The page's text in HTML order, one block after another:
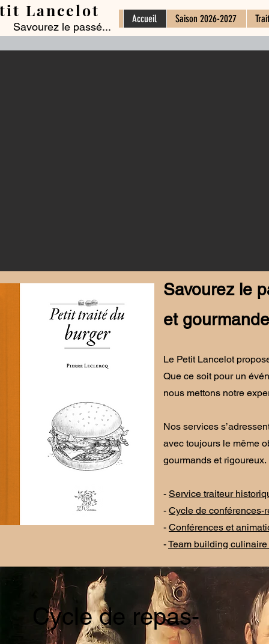
Lancelot
Savourez le passé...
Accueil Saison 2026-2027
Savourez le
et
Le Petit Lancelot
Que ce soit pour un
nous mettons notre
Nos services
avec toujours le même
gourmands et
- Service traiteur
- Cycle de conférences-
- Conférences et
-Team building
Cycle de repas-